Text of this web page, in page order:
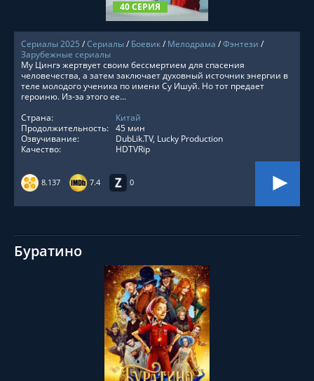
40 СЕРИЯ
Сериалы 2025 /Сериалы/ Боевик/ Мелодрама /Фэнтези /
Зарубежные сериалы
8.137 7.4 0
Му Цингэ жертвует своим бессмертием для спасения
человечества, а затем заключает духовный источник энергии в
теле молодого ученика по имени Су Ишуй. Но тот предает
героиню. Из-за этого ее...
Страна:
Китай
Продолжительность: 45 мин
Озвучивание:
DubLik.TV, Lucky Production
Качество:
HDTVRip
Буратино
СМОТРЕТЬ ОНЛАЙН